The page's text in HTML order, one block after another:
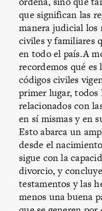
que significan las
manera judicial
civiles y familiares
en todo el país.A
recordemos qué es
códigos civiles
primer lugar, todos
relacionados con
en sí mismas y en
Esto abarca un
desde el
sigue con la
divorcio, y
testamentos y las
menos una buena